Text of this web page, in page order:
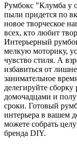
Румбокс "Клумба у
пыли придется по
новое творческое
всех, кто любит
Интерьерный
мелкую моторику,
чувство стиля. А
избавиться от
занимательное
делегируйте
домочадцами и
сроки. Готовый
интерьера в вашем
можете собрать
бренда DIY.